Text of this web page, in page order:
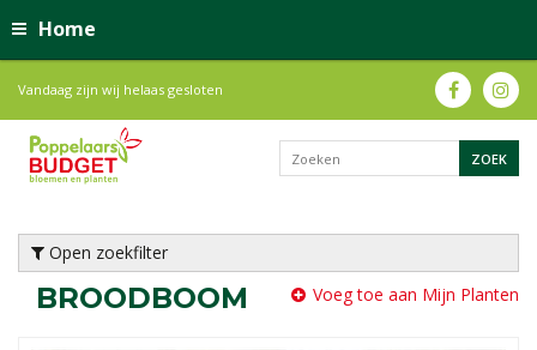
Home
Vandaag zijn wij helaas gesloten
Open zoekfilter
BROODBOOM Voeg toe aan Mijn Planten